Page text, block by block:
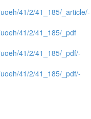
41/2/41_185/_article/-
41/2/41_185/_pdf
41/2/41_185/_pdf/-
41/2/41_185/_pdf/-